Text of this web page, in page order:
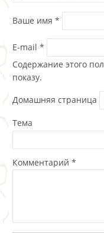
Ваше имя *
E-mail *
Содержание этого
показу.
Домашняя страница
Тема
Комментарий *